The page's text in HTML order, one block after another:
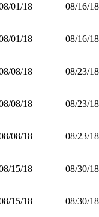
01/18 08/16/18
01/18 08/16/18
08/18 08/23/18
08/18 08/23/18
08/18 08/23/18
15/18 08/30/18
15/18 08/30/18